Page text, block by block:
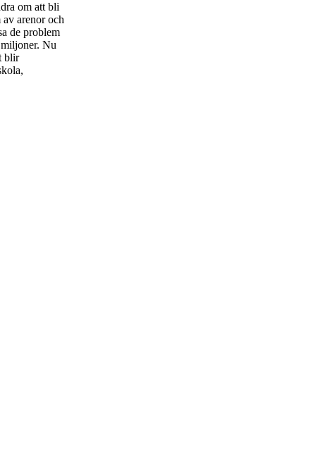
om att bli
arenor och
de problem
Nu
blir